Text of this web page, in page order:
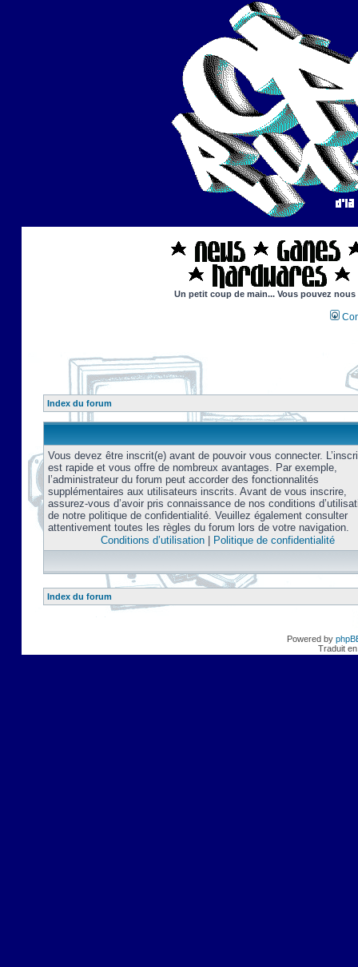
Un petit coup de main... Vous pouvez
Index du forum
Vous devez être inscrit(e) avant de pouvoir vous connecter.
est rapide et vous offre de nombreux avantages. Par exemple,
l’administrateur du forum peut accorder des fonctionnalités
supplémentaires aux utilisateurs inscrits. Avant de vous inscrire,
assurez-vous d’avoir pris connaissance de nos conditions
de notre politique de confidentialité. Veuillez également consulter
attentivement toutes les règles du forum lors de votre navigation.
Conditions d’utilisation| Politique de confidentialité
Index du forum
Powered by
Traduit